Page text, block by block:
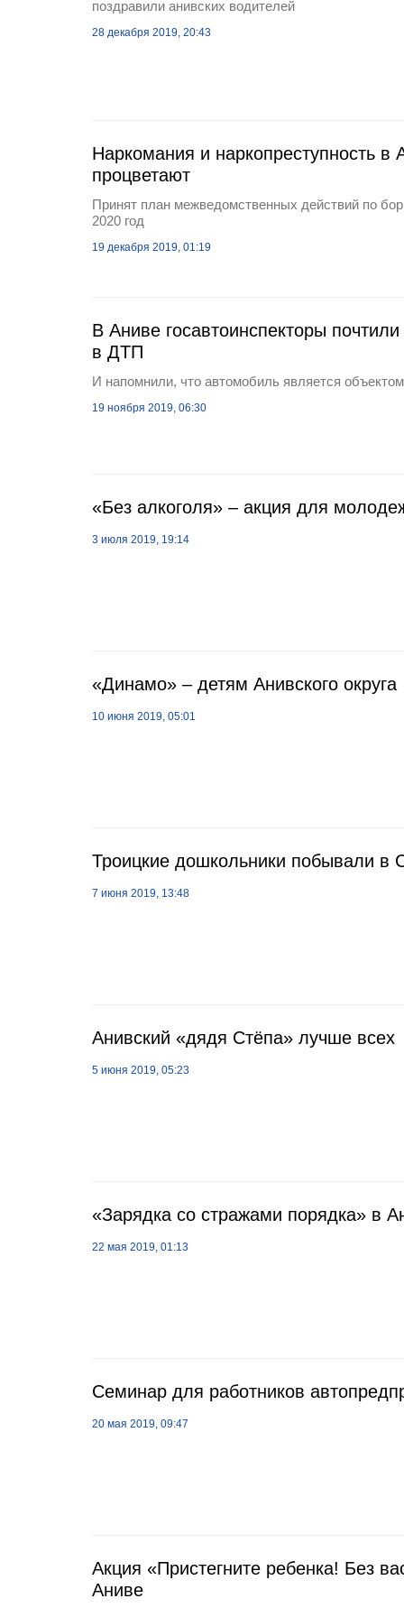
поздравили анивских водителей
28 декабря 2019, 20:43
Наркомания и наркопреступность в
процветают
Принят план межведомственных действий по
2020 год
19 декабря 2019, 01:19
В Аниве госавтоинспекторы
в ДТП
И напомнили, что автомобиль является
19 ноября 2019, 06:30
«Без алкоголя» – акция для
3 июля 2019, 19:14
«Динамо» – детям Анивского округа
10 июня 2019, 05:01
Троицкие дошкольники побывали в
7 июня 2019, 13:48
Анивский «дядя Стёпа» лучше всех
5 июня 2019, 05:23
«Зарядка со стражами порядка» в
22 мая 2019, 01:13
Семинар для работников
20 мая 2019, 09:47
Акция «Пристегните ребенка! Без
Аниве